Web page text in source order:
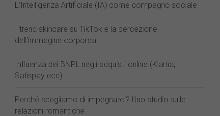
L'Intelligenza Artificiale (IA) come compagno sociale
I trend skincare su TikTok e la percezione
dell'immagine corporea
Influenza dei BNPL negli acquisti online (Klarna,
Satispay ecc)
Perché scegliamo di impegnarci? Uno studio sulle
relazioni romantiche